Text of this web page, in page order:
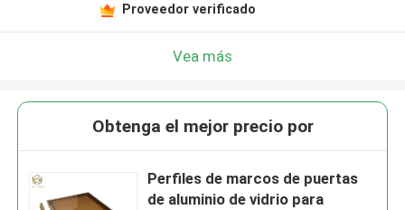
Proveedor verificado
Vea más
Obtenga el mejor precio por
Perfiles de marcos de puertas
de aluminio de vidrio para